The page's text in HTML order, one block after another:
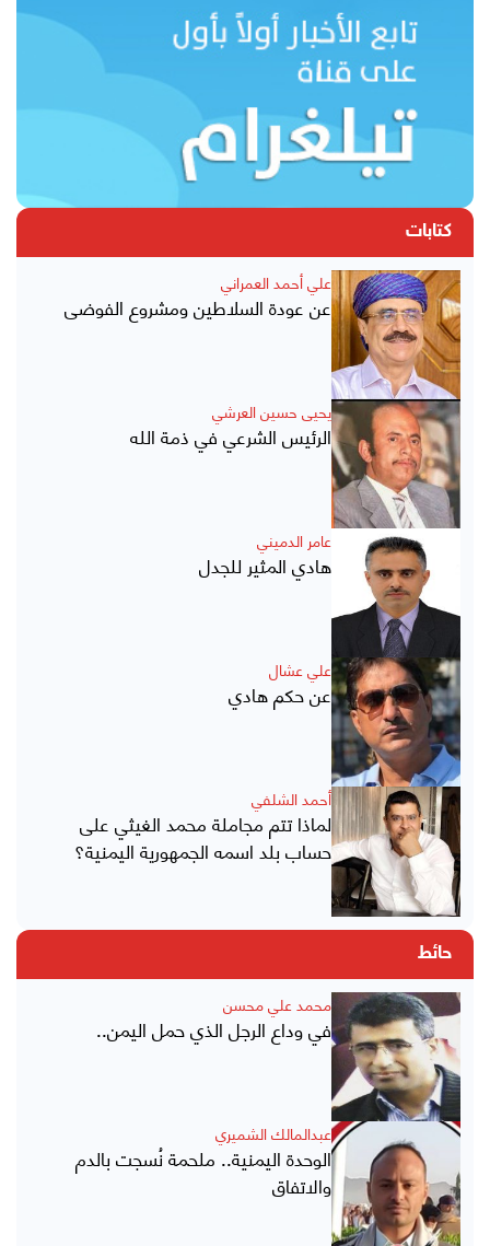
كتابات
علي أحمد العمراني
عن عودة السلاطين ومشروع الفوضى
يحيى حسين العرشي
الرئيس الشرعي في ذمة الله
عامر الدميني
هادي المثير للجدل
علي عشال
عن حكم هادي
أحمد الشلفي
لماذا تتم مجاملة محمد الغيثي على
حساب بلد اسمه الجمهورية اليمنية؟
حائط
محمد علي محسن
في وداع الرجل الذي حمل اليمن..
عبدالمالك الشميري
الوحدة اليمنية.. ملحمة نُسجت بالدم
والاتفاق